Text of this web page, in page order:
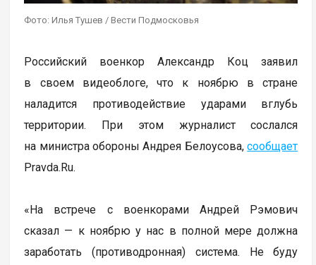
Фото: Илья Тушев / Вести Подмосковья
Российский военкор Александр Коц заявил
в своем видеоблоге, что к ноябрю в стране
наладится противодействие ударами вглубь
территории. При этом журналист сослался
на министра обороны Андрея Белоусова,сообщает
Pravda.Ru.
«На встрече с военкорами Андрей Рэмович
сказал — к ноябрю у нас в полной мере должна
заработать (противодронная) система. Не буду